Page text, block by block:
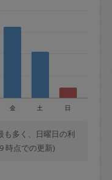
＝依頼金額の
ンセル＝依頼
金 土 日
も多く、日曜日の利
時点での更新)